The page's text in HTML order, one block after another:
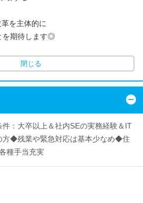
を主体的に
を期待します◎
閉じる
件：大卒以上＆社内SEの実務経験＆IT
方◆残業や緊急対応は基本少なめ◆住
種手当充実